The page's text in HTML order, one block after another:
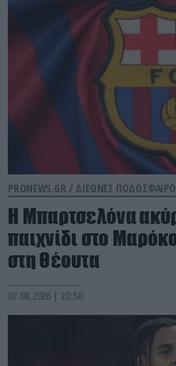
PRONEWS.GR / ΔΙΕΘΝΕΣ ΠΟΔΟΣΦΑΙΡΟ
Η Μπαρτσελόνα
παιχνίδι στο
στη Θέουτα
07.08.2026 | 20:50